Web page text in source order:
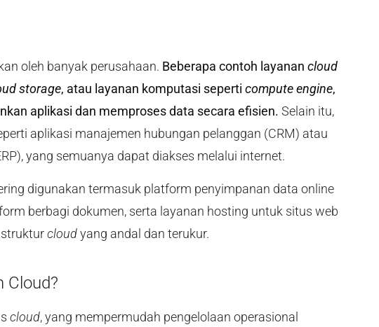
oleh banyak perusahaan. Beberapa contoh layanan cloud
storage, atau layanan komputasi seperti compute engine,
aplikasi dan memproses data secara efisien. Selain itu,
aplikasi manajemen hubungan pelanggan (CRM) atau
yang semuanya dapat diakses melalui internet.
digunakan termasuk platform penyimpanan data online
berbagi dokumen, serta layanan hosting untuk situs web
cloudyang andal dan terukur.
Cloud?
cloud, yang mempermudah pengelolaan operasional